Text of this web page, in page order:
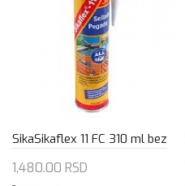
SikaSikaflex 11 FC 310 ml bez
1,480.00 RSD